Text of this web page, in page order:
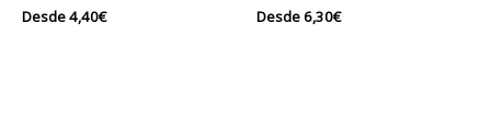
Desde4,40€ Desde6,30€